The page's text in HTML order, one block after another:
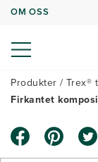
OM OSS
Produkter Trex®
Firkantet